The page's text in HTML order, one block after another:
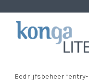
Lite
Bedrijfsbeheer